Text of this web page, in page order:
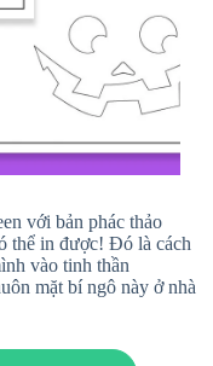
với bản phác thảo
thể in được! Đó là cách
vào tinh thần
mặt bí ngô này ở nhà